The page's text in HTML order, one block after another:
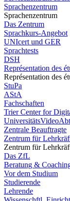
Sprachenzentrum
Sprachenzentrum
Das Zentrum
Sprachkurs-Angebot
UNIcert und GER
Sprachtests
DSH
Représentation des
Représentation des
StuPa
AStA
Fachschaften
Trier Center for
Zentrale Beauftragte
Zentrum für
Zentrum für
Das ZfL
Beratung &
Vor dem Studium
Studierende
Lehrende